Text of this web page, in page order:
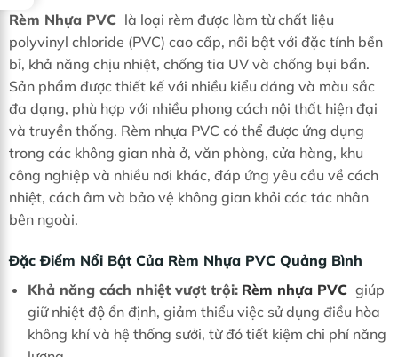
Rèm Nhựa PVC là loại rèm được làm từ chất liệu
polyvinyl chloride (PVC) cao cấp, nổi bật với đặc tính bền
bỉ, khả năng chịu nhiệt, chống tia UV và chống bụi bẩn.
Sản phẩm được thiết kế với nhiều kiểu dáng và màu sắc
đa dạng, phù hợp với nhiều phong cách nội thất hiện đại
và truyền thống. Rèm nhựa PVC có thể được ứng dụng
trong các không gian nhà ở, văn phòng, cửa hàng, khu
công nghiệp và nhiều nơi khác, đáp ứng yêu cầu về cách
nhiệt, cách âm và bảo vệ không gian khỏi các tác nhân
bên ngoài.
Đặc Điểm Nổi Bật Của Rèm Nhựa PVC Quảng Bình
Khả năng cách nhiệt vượt trội: Rèm nhựa PVC giúp
giữ nhiệt độ ổn định, giảm thiểu việc sử dụng điều hòa
không khí và hệ thống sưởi, từ đó tiết kiệm chi phí năng